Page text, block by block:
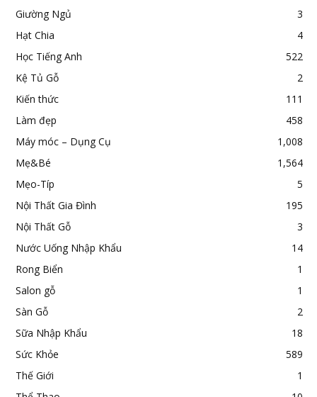
Giường Ngủ
3
Hạt Chia
4
Học Tiếng Anh
522
Kệ Tủ Gỗ
2
Kiến thức
111
Làm đẹp
458
Máy móc – Dụng Cụ
1,008
Mẹ&Bé
1,564
Mẹo-Típ
5
Nội Thất Gia Đình
195
Nội Thất Gỗ
3
Nước Uống Nhập Khẩu
14
Rong Biển
1
Salon gỗ
1
Sàn Gỗ
2
Sữa Nhập Khẩu
18
Sức Khỏe
589
Thế Giới
1